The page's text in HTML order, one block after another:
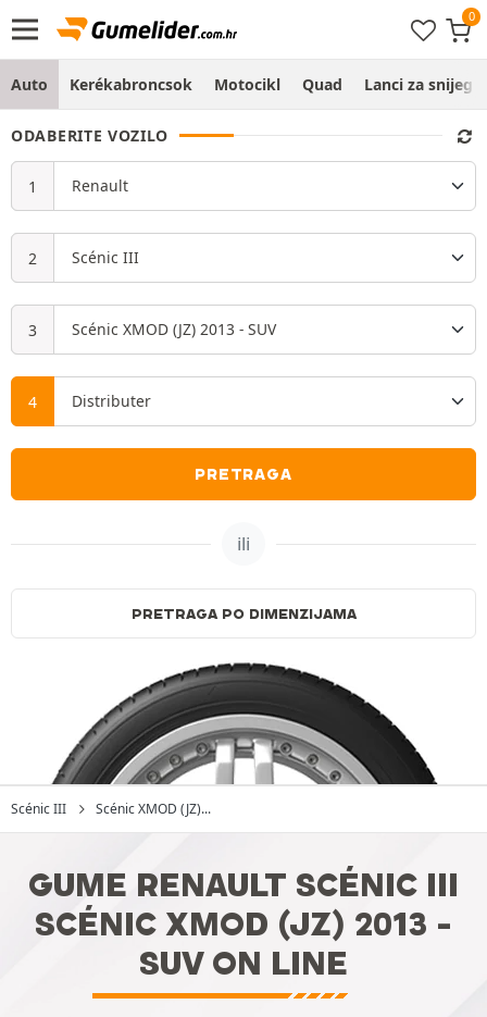
Auto Kerékabroncsok Motocikl Quad Lanci za snijeg
ODABERITE VOZILO
PRETRAGA
ili
PRETRAGA PO DIMENZIJAMA
Scénic III Scénic XMOD (JZ)...
GUME RENAULT SCÉNIC III
SCÉNIC XMOD (JZ) 2013 -
SUV ON LINE